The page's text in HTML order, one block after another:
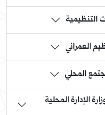
التنظيمية
العمراني
المحلي
الإدارة المحلية